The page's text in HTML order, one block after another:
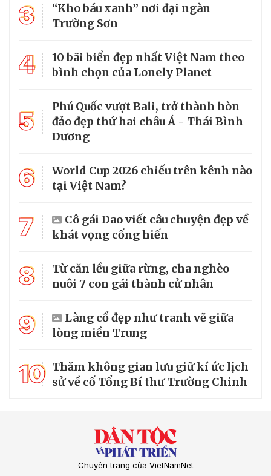
3
“Kho báu xanh” nơi đại ngàn
Trường Sơn
4
10 bãi biển đẹp nhất Việt Nam theo
bình chọn của Lonely Planet
5
Phú Quốc vượt Bali, trở thành hòn
đảo đẹp thứ hai châu Á - Thái Bình
Dương
6
World Cup 2026 chiếu trên kênh nào
tại Việt Nam?
7
Cô gái Dao viết câu chuyện đẹp về
khát vọng cống hiến
8
Từ căn lều giữa rừng, cha nghèo
nuôi 7 con gái thành cử nhân
9
Làng cổ đẹp như tranh vẽ giữa
lòng miền Trung
10 Thăm không gian lưu giữ kí ức lịch
sử về cố Tổng Bí thư Trường Chinh
Chuyên trang của VietNamNet